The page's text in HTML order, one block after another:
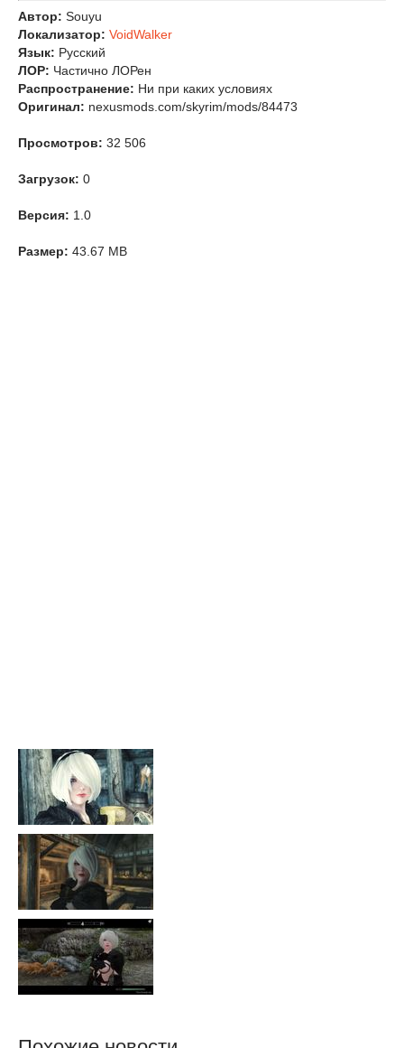
Автор: Souyu
Локализатор: VoidWalker
Язык: Русский
ЛОР: Частично ЛОРен
Распространение: Ни при каких условиях
Оригинал: nexusmods.com/skyrim/mods/84473
Просмотров: 32 506
Загрузок: 0
Версия: 1.0
Размер: 43.67 MB